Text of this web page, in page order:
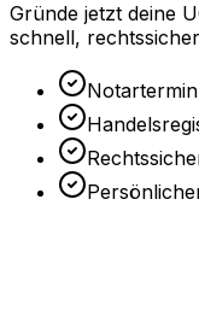
Gründe jetzt deine
schnell,